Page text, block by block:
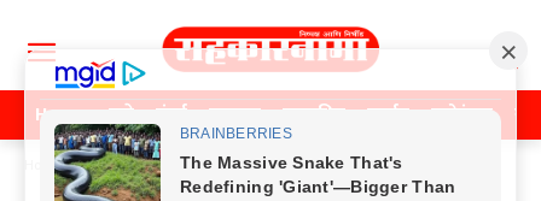
Home पुणे मुंबई महाराष्ट्र राजकीय क्राईम मनोरंजन
Home पुणे